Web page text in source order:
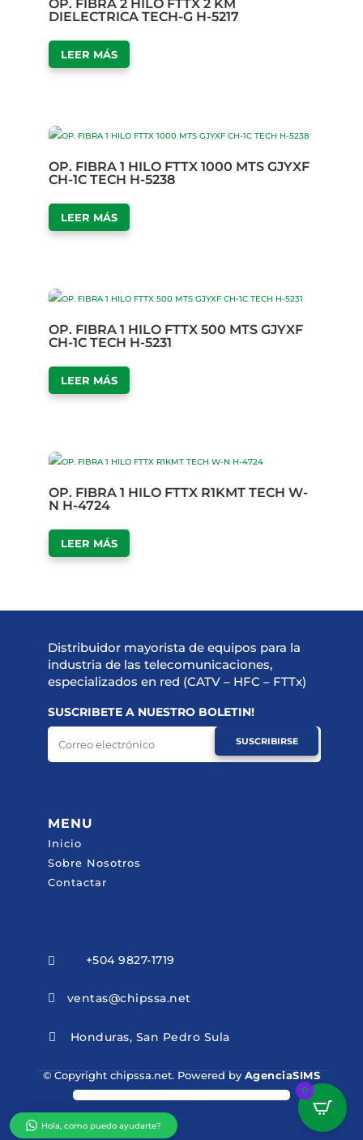
OP. FIBRA 2 HILO FTTX 2 KM
DIELECTRICA TECH-G H-5217
LEER MÁS
OP. FIBRA 1 HILO FTTX 1000 MTS GJYXF
CH-1C TECH H-5238
LEER MÁS
OP. FIBRA 1 HILO FTTX 500 MTS GJYXF
CH-1C TECH H-5231
LEER MÁS
OP. FIBRA 1 HILO FTTX R1KMT TECH W-
N H-4724
LEER MÁS
Distribuidor mayorista de equipos para la
industria de las telecomunicaciones,
especializados en red (CATV – HFC – FTTx)
SUSCRIBETE A NUESTRO BOLETIN!
SUSCRIBIRSE
MENU
Inicio
Sobre Nosotros
Contactar
 +504 9827-1719
 ventas@chipssa.net
 Honduras, San Pedro Sula
© Copyright chipssa.net. Powered byAgenciaSIMS
Hola, como puedo ayudarte?
0